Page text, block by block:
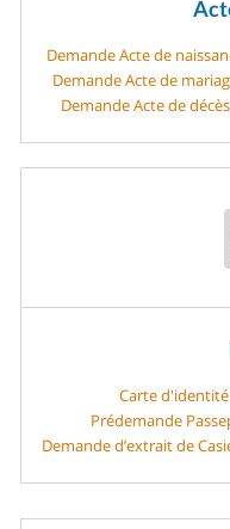
Demande Acte de
Demande Acte de
Demande Acte de
Carte
Prédemande
Demande d’extrait de